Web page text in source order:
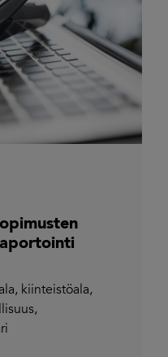
, kiinteistöala,
,